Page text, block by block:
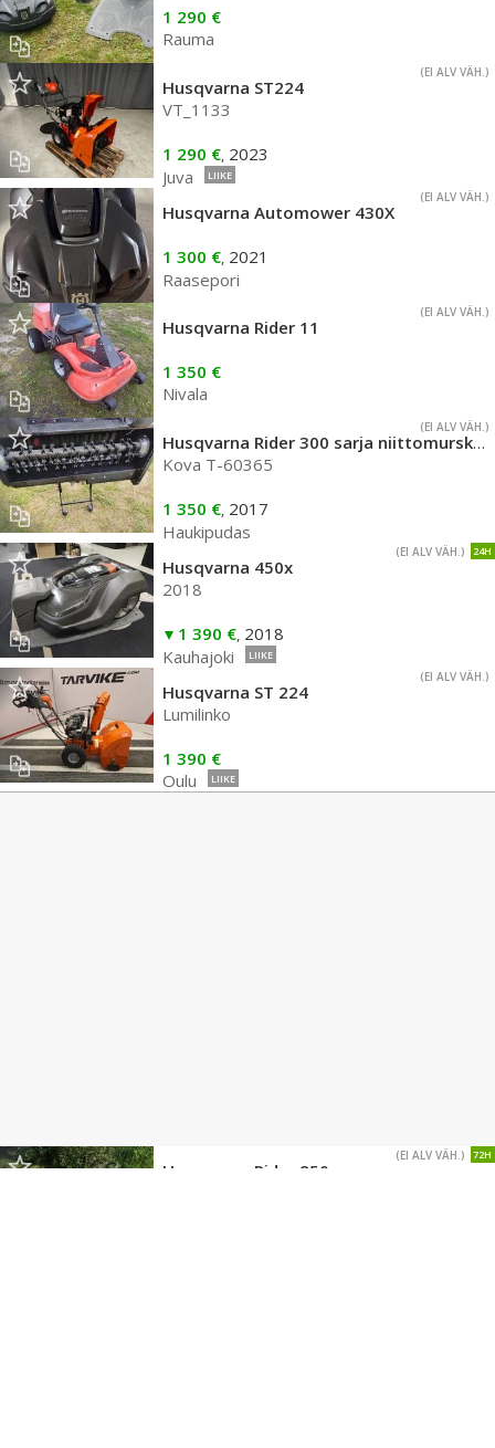
1 290 €
Rauma
(EI ALV VÄH.)
Husqvarna ST224
VT_1133
1 290 €, 2023
Juva
LIIKE
(EI ALV VÄH.)
Husqvarna Automower 430X
1 300 €, 2021
Raasepori
(EI ALV VÄH.)
Husqvarna Rider 11
1 350 €
Nivala
(EI ALV VÄH.)
Husqvarna Rider 300 sarja niittomurskain
Kova T-60365
1 350 €, 2017
Haukipudas
24H
(EI ALV VÄH.)
Husqvarna 450x
2018
1 390 €, 2018
Kauhajoki
LIIKE
(EI ALV VÄH.)
Husqvarna ST 224
Lumilinko
1 390 €
Oulu
LIIKE
72H
(EI ALV VÄH.)
Husqvarna Rider 850